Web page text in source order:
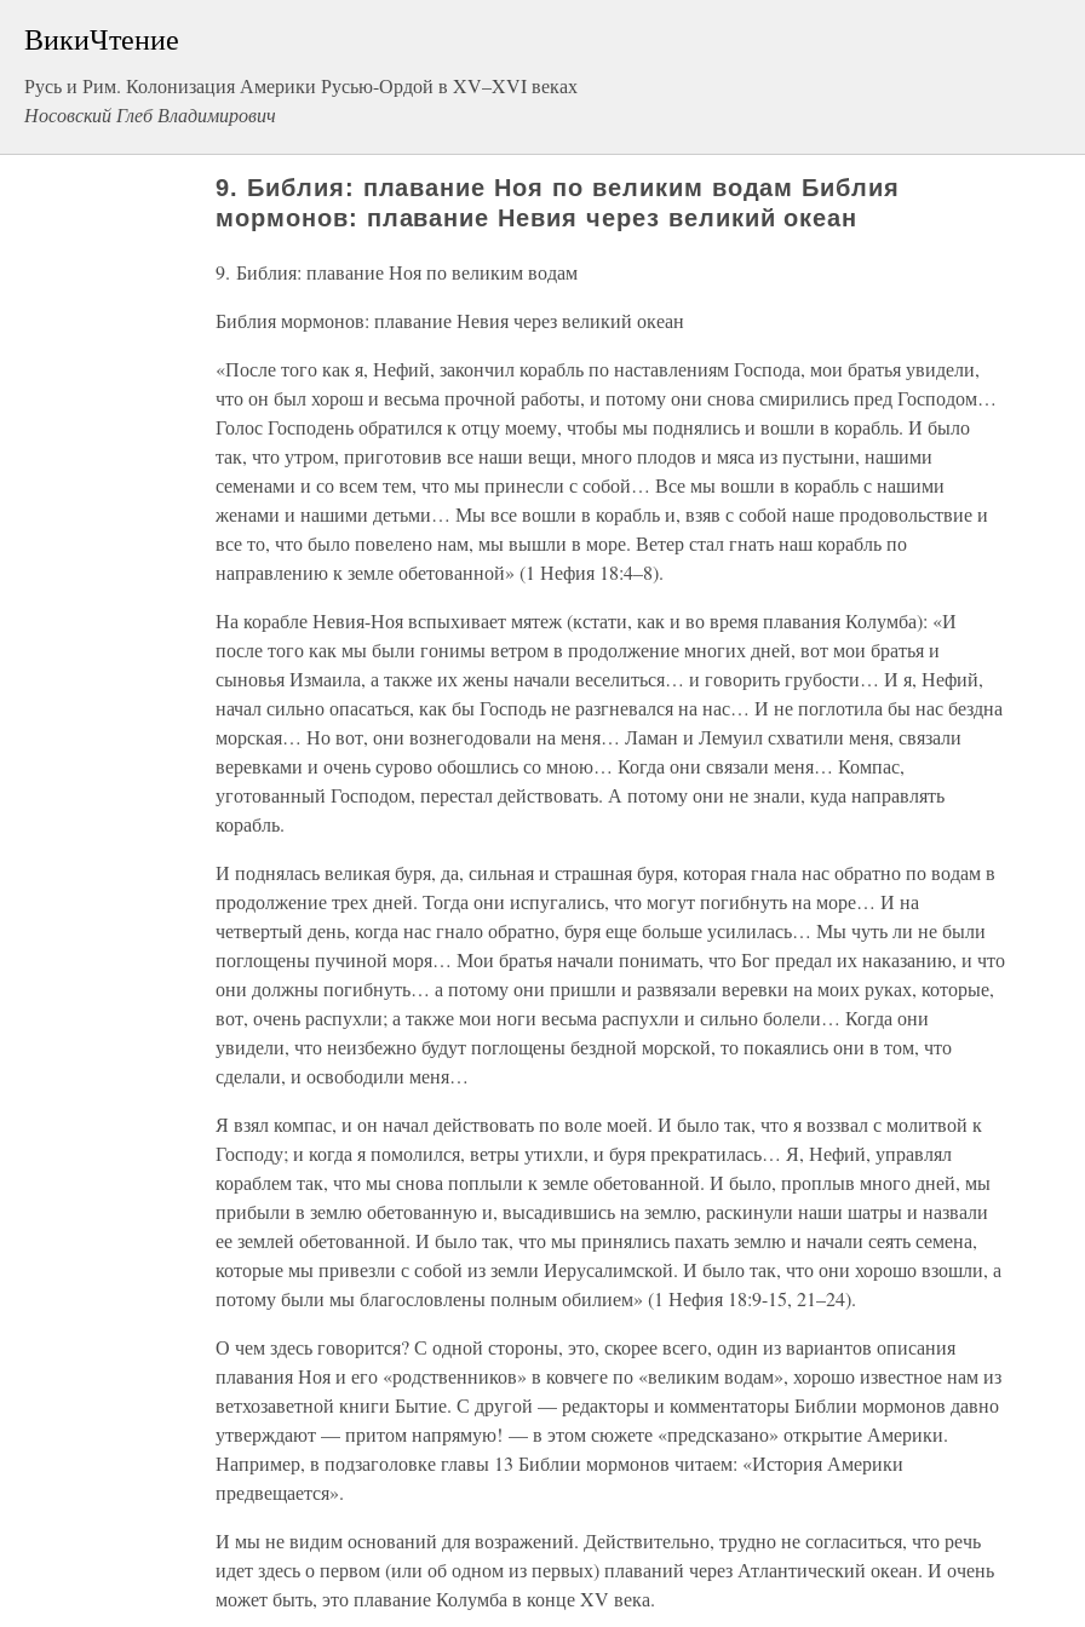
ВикиЧтение
Русь и Рим. Колонизация Америки Русью-Ордой в XV–XVI веках
Носовский Глеб Владимирович
9. Библия: плавание Ноя по великим водам Библия
мормонов: плавание Невия через великий океан
9. Библия: плавание Ноя по великим водам
Библия мормонов: плавание Невия через великий океан
«После того как я, Нефий, закончил корабль по наставлениям Господа, мои братья увидели,
что он был хорош и весьма прочной работы, и потому они снова смирились пред Господом…
Голос Господень обратился к отцу моему, чтобы мы поднялись и вошли в корабль. И было
так, что утром, приготовив все наши вещи, много плодов и мяса из пустыни, нашими
семенами и со всем тем, что мы принесли с собой… Все мы вошли в корабль с нашими
женами и нашими детьми… Мы все вошли в корабль и, взяв с собой наше продовольствие и
все то, что было повелено нам, мы вышли в море. Ветер стал гнать наш корабль по
направлению к земле обетованной» (1 Нефия 18:4–8).
На корабле Невия-Ноя вспыхивает мятеж (кстати, как и во время плавания Колумба): «И
после того как мы были гонимы ветром в продолжение многих дней, вот мои братья и
сыновья Измаила, а также их жены начали веселиться… и говорить грубости… И я, Нефий,
начал сильно опасаться, как бы Господь не разгневался на нас… И не поглотила бы нас бездна
морская… Но вот, они вознегодовали на меня… Ламан и Лемуил схватили меня, связали
веревками и очень сурово обошлись со мною… Когда они связали меня… Компас,
уготованный Господом, перестал действовать. А потому они не знали, куда направлять
корабль.
И поднялась великая буря, да, сильная и страшная буря, которая гнала нас обратно по водам в
продолжение трех дней. Тогда они испугались, что могут погибнуть на море… И на
четвертый день, когда нас гнало обратно, буря еще больше усилилась… Мы чуть ли не были
поглощены пучиной моря… Мои братья начали понимать, что Бог предал их наказанию, и что
они должны погибнуть… а потому они пришли и развязали веревки на моих руках, которые,
вот, очень распухли; а также мои ноги весьма распухли и сильно болели… Когда они
увидели, что неизбежно будут поглощены бездной морской, то покаялись они в том, что
сделали, и освободили меня…
Я взял компас, и он начал действовать по воле моей. И было так, что я воззвал с молитвой к
Господу; и когда я помолился, ветры утихли, и буря прекратилась… Я, Нефий, управлял
кораблем так, что мы снова поплыли к земле обетованной. И было, проплыв много дней, мы
прибыли в землю обетованную и, высадившись на землю, раскинули наши шатры и назвали
ее землей обетованной. И было так, что мы принялись пахать землю и начали сеять семена,
которые мы привезли с собой из земли Иерусалимской. И было так, что они хорошо взошли, а
потому были мы благословлены полным обилием» (1 Нефия 18:9-15, 21–24).
О чем здесь говорится? С одной стороны, это, скорее всего, один из вариантов описания
плавания Ноя и его «родственников» в ковчеге по «великим водам», хорошо известное нам из
ветхозаветной книги Бытие. С другой — редакторы и комментаторы Библии мормонов давно
утверждают — притом напрямую! — в этом сюжете «предсказано» открытие Америки.
Например, в подзаголовке главы 13 Библии мормонов читаем: «История Америки
предвещается».
И мы не видим оснований для возражений. Действительно, трудно не согласиться, что речь
идет здесь о первом (или об одном из первых) плаваний через Атлантический океан. И очень
может быть, это плавание Колумба в конце XV века.